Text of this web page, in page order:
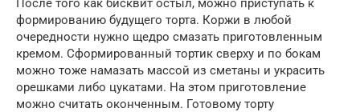
После того как бисквит остыл, можно приступать к
формированию будущего торта. Коржи в любой
очередности нужно щедро смазать приготовленным
кремом. Сформированный тортик сверху и по бокам
можно тоже намазать массой из сметаны и украсить
орешками либо цукатами. На этом приготовление
можно считать оконченным. Готовому торту